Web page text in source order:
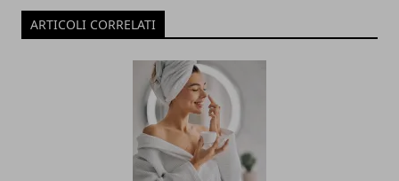
ARTICOLI CORRELATI